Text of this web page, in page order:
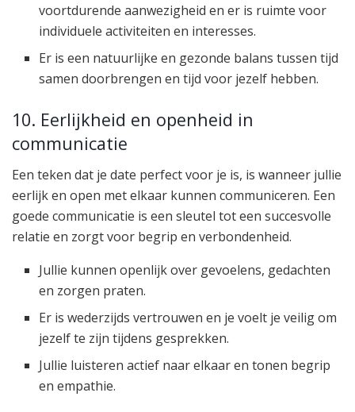
voortdurende aanwezigheid en er is ruimte voor
individuele activiteiten en interesses.
Er is een natuurlijke en gezonde balans tussen tijd
samen doorbrengen en tijd voor jezelf hebben.
10. Eerlijkheid en openheid in
communicatie
Een teken dat je date perfect voor je is, is wanneer jullie
eerlijk en open met elkaar kunnen communiceren. Een
goede communicatie is een sleutel tot een succesvolle
relatie en zorgt voor begrip en verbondenheid.
Jullie kunnen openlijk over gevoelens, gedachten
en zorgen praten.
Er is wederzijds vertrouwen en je voelt je veilig om
jezelf te zijn tijdens gesprekken.
Jullie luisteren actief naar elkaar en tonen begrip
en empathie.